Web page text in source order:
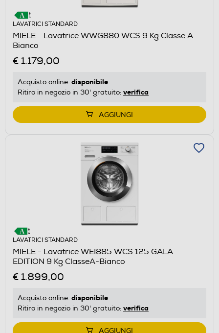
LAVATRICI STANDARD
MIELE - Lavatrice WWG880 WCS 9 Kg Classe A-
Bianco
€ 1.179,00
Acquisto online: disponibile
Ritiro in negozio in 30' gratuito: verifica
AGGIUNGI
LAVATRICI STANDARD
MIELE - Lavatrice WEI885 WCS 125 GALA
EDITION 9 Kg ClasseA-Bianco
€ 1.899,00
Acquisto online: disponibile
Ritiro in negozio in 30' gratuito: verifica
AGGIUNGI